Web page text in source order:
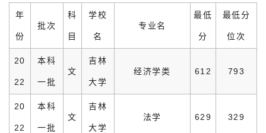
年
份
批次
科
目
学校
名
专业名
最低
分
最低分
位次
20
22
本科
一批
文
吉林
大学
经济学类 612 793
20
22
本科
一批
文
吉林
大学
法学 629 329